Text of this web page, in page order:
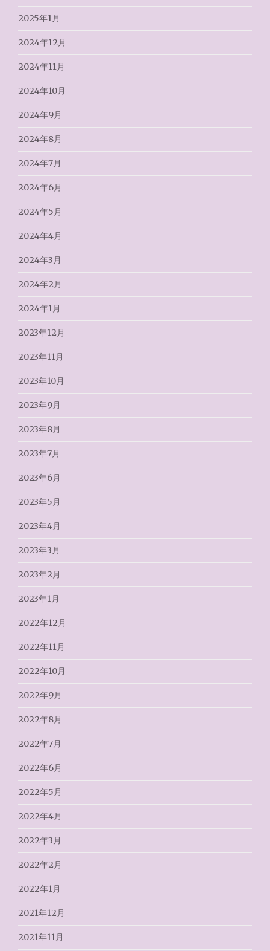
2025年1月
2024年12月
2024年11月
2024年10月
2024年9月
2024年8月
2024年7月
2024年6月
2024年5月
2024年4月
2024年3月
2024年2月
2024年1月
2023年12月
2023年11月
2023年10月
2023年9月
2023年8月
2023年7月
2023年6月
2023年5月
2023年4月
2023年3月
2023年2月
2023年1月
2022年12月
2022年11月
2022年10月
2022年9月
2022年8月
2022年7月
2022年6月
2022年5月
2022年4月
2022年3月
2022年2月
2022年1月
2021年12月
2021年11月